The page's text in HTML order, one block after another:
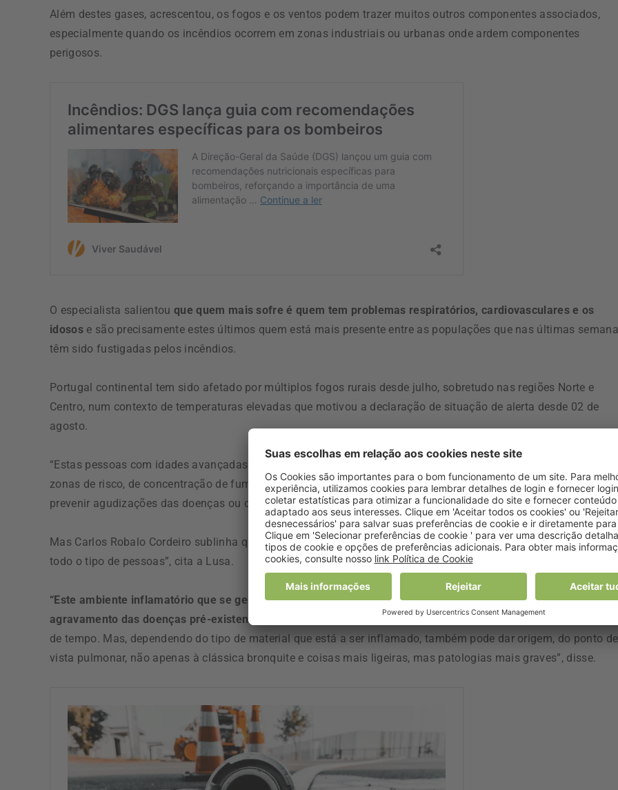
Além destes gases, acrescentou, os fogos e os ventos podem trazer muitos outros componentes associados,
especialmente quando os incêndios ocorrem em zonas industriais ou urbanas onde ardem componentes
perigosos.
O especialista salientou que quem mais sofre é quem tem problemas respiratórios, cardiovasculares e os
idosose são precisamente estes últimos quem está mais presente entre as populações que nas últimas
têm sido fustigadas pelos incêndios.
Portugal continental tem sido afetado por múltiplos fogos rurais desde julho, sobretudo nas regiões Norte e
Centro, num contexto de temperaturas elevadas que motivou a declaração de situação de alerta desde 02 de
agosto.
“Estas pessoas com idades avançadas e com problemas crónicos têm de ser mais protegidas, têm de sair das
zonas de risco, de concentração de fumos e poeiras”, alertou, explicando que a medida permite
prevenir agudizações das doenças ou descompensações.
Mas Carlos Robalo Cordeiro sublinha que “o ambiente que se gera nestas situações de incêndio é agressivo
todo o tipo de pessoas”, cita a Lusa.
“Este ambiente inflamatório que se gera com a inalação destes fumos e vapores pode dar origem ao
agravamento das doenças pré-existentes
, que se tornam mais graves pela exposição intensa durante um
de tempo. Mas, dependendo do tipo de material que está a ser inflamado, também pode dar origem, do ponto de
vista pulmonar, não apenas à clássica bronquite e coisas mais ligeiras, mas patologias mais graves”, disse.